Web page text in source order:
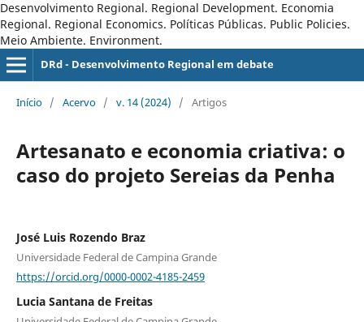
Desenvolvimento Regional. Regional Development. Economia
Regional. Regional Economics. Políticas Públicas. Public Policies.
Meio Ambiente. Environment.
DRd - Desenvolvimento Regional em debate
Início / Acervo / v. 14 (2024) / Artigos
Artesanato e economia criativa: o
caso do projeto Sereias da Penha
José Luis Rozendo Braz
Universidade Federal de Campina Grande
https://orcid.org/0000-0002-4185-2459
Lucia Santana de Freitas